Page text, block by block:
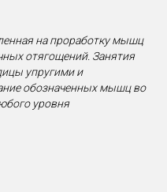
на проработку мышц
отягощений. Занятия
упругими и
обозначенных мышц во
уровня